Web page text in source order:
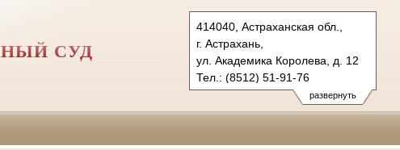
развернуть
414040, Астраханская обл.,
г. Астрахань,
ул. Академика Королева, д. 12
Тел.: (8512) 51-91-76
astrahanskygvs.ast@sudrf.ru
СУД